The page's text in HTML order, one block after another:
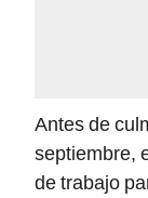
Antes de
septiembre,
de trabajo